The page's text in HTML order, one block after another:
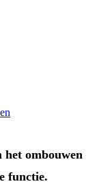
het ombouwen
functie.